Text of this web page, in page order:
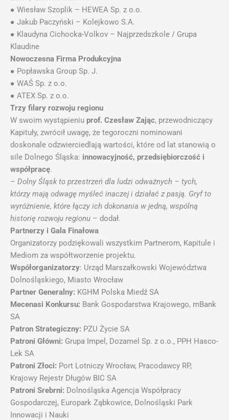
● Wiesław Szoplik – HEWEA Sp. z o.o.
● Jakub Paczyński – Kolejkowo S.A.
● Klaudyna Cichocka-Volkov – Najprzedszkole / Grupa
Klaudine
Nowoczesna Firma Produkcyjna
● Popławska Group Sp. J.
● WAŚ Sp. z o.o.
● ATEX Sp. z o.o.
Trzy filary rozwoju regionu
W swoim wystąpieniu prof. Czesław Zając, przewodniczący
Kapituły, zwrócił uwagę, że tegoroczni nominowani
doskonale odzwierciedlają wartości, które od lat stanowią o
sile Dolnego Śląska: innowacyjność, przedsiębiorczość i
współpracę.
– Dolny Śląsk to przestrzeń dla ludzi odważnych – tych,
którzy mają odwagę myśleć inaczej i działać z pasją. Gryf to
wyróżnienie, które łączy ich dokonania w jedną, wspólną
historię rozwoju regionu – dodał.
Partnerzy i Gala Finałowa
Organizatorzy podziękowali wszystkim Partnerom, Kapitule i
Mediom za współtworzenie projektu.
Współorganizatorzy: Urząd Marszałkowski Województwa
Dolnośląskiego, Miasto Wrocław
Partner Generalny: KGHM Polska Miedź SA
Mecenasi Konkursu: Bank Gospodarstwa Krajowego, mBank
SA
Patron Strategiczny: PZU Życie SA
Patroni Główni: Grupa Impel, Dozamel Sp. z o.o., PPH Hasco-
Lek SA
Patroni Złoci: Port Lotniczy Wrocław, Pracodawcy RP,
Krajowy Rejestr Długów BIC SA
Patroni Srebrni: Dolnośląska Agencja Współpracy
Gospodarczej, Europark Ząbkowice, Dolnośląski Park
Innowacji i Nauki